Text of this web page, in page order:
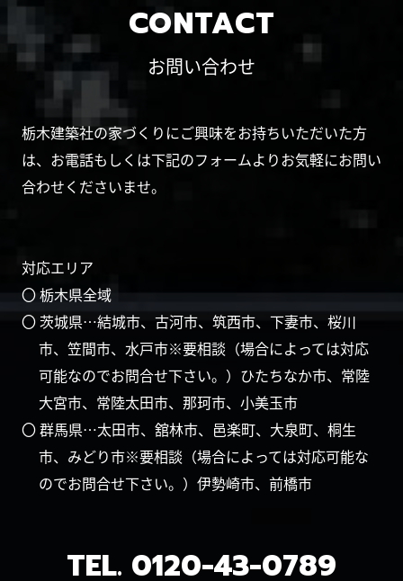
CONTACT
お問い合わせ
栃木建築社の家づくりにご興味をお持ちいただいた方
は、お電話もしくは下記のフォームよりお気軽にお問い
合わせくださいませ。
対応エリア
〇 栃木県全域
〇 茨城県…結城市、古河市、筑西市、下妻市、桜川
市、笠間市、水戸市※要相談（場合によっては対応
可能なのでお問合せ下さい。）ひたちなか市、常陸
大宮市、常陸太田市、那珂市、小美玉市
〇 群馬県…太田市、舘林市、邑楽町、大泉町、桐生
市、みどり市※要相談（場合によっては対応可能な
のでお問合せ下さい。）伊勢崎市、前橋市
TEL. 0120-43-0789